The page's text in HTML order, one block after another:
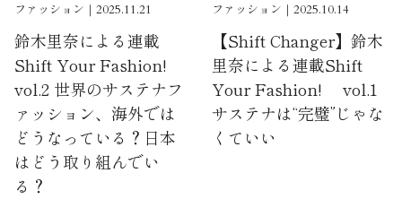
ファッション｜2025.11.21
鈴木里奈による連載
Shift Your Fashion!
vol.2 世界のサステナフ
ァッション、海外では
どうなっている？日本
はどう取り組んでい
る？
ファッション｜2025.10.14
【Shift Changer】鈴木
里奈による連載Shift
Your Fashion! vol.1
サステナは“完璧”じゃな
くていい